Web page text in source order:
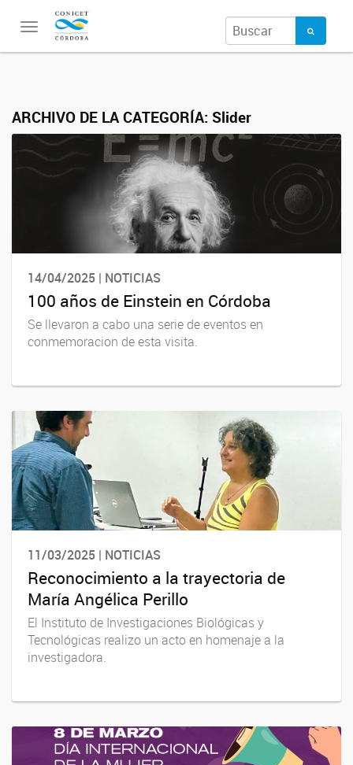
Toggle
navigation
ARCHIVO DE LA CATEGORÍA: Slider
14/04/2025 | NOTICIAS
100 años de Einstein en Córdoba
Se llevaron a cabo una serie de eventos en
conmemoracion de esta visita.
11/03/2025 | NOTICIAS
Reconocimiento a la trayectoria de
María Angélica Perillo
El Instituto de Investigaciones Biológicas y
Tecnológicas realizo un acto en homenaje a la
investigadora.